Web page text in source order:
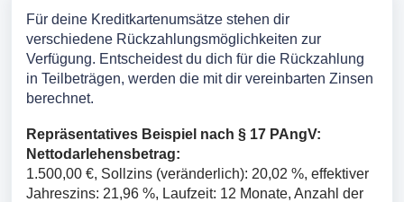
Für deine Kreditkartenumsätze stehen dir
verschiedene Rückzahlungsmöglichkeiten zur
Verfügung. Entscheidest du dich für die Rückzahlung
in Teilbeträgen, werden die mit dir vereinbarten Zinsen
berechnet.
Repräsentatives Beispiel nach § 17 PAngV:
Nettodarlehensbetrag:
1.500,00 €, Sollzins (veränderlich): 20,02 %, effektiver
Jahreszins: 21,96 %, Laufzeit: 12 Monate, Anzahl der